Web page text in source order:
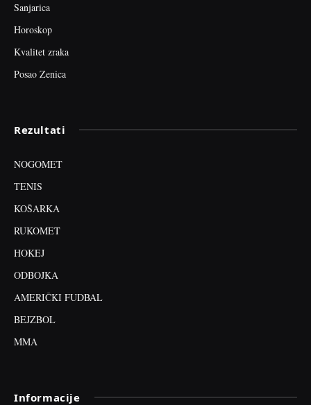
Sanjarica
Horoskop
Kvalitet zraka
Posao Zenica
Rezultati
NOGOMET
TENIS
KOŠARKA
RUKOMET
HOKEJ
ODBOJKA
AMERIČKI FUDBAL
BEJZBOL
MMA
Informacije